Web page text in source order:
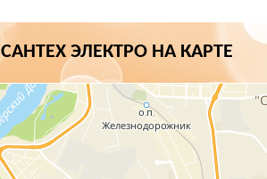
САНТЕХ ЭЛЕКТРО НА КАРТЕ